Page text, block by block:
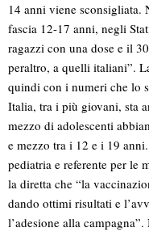
14 anni viene sconsigliata.
fascia 12-17 anni, negli
ragazzi con una dose e il
peraltro, a quelli italiani”.
quindi con i numeri che lo
Italia, tra i più giovani, sta
mezzo di adolescenti
e mezzo tra i 12 e i 19
pediatria e referente per le
la diretta che “la
dando ottimi risultati e
l’adesione alla